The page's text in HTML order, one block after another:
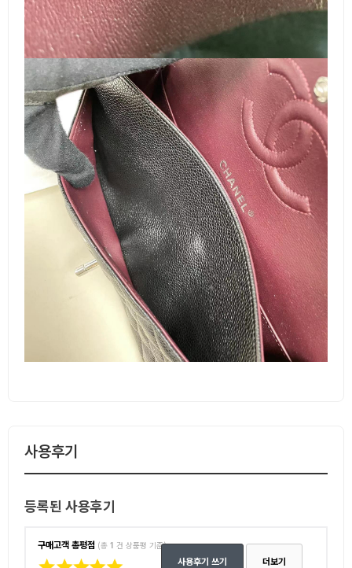
사용후기
등록된 사용후기
구매고객 총평점 (총 1 건 상품평 기준)
사용후기 쓰기 더보기